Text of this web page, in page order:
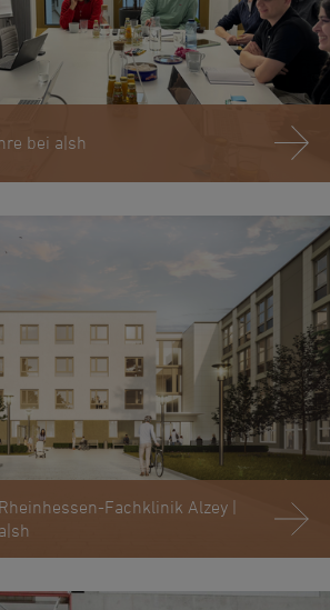
bei a|sh
Fachklinik Alzey |